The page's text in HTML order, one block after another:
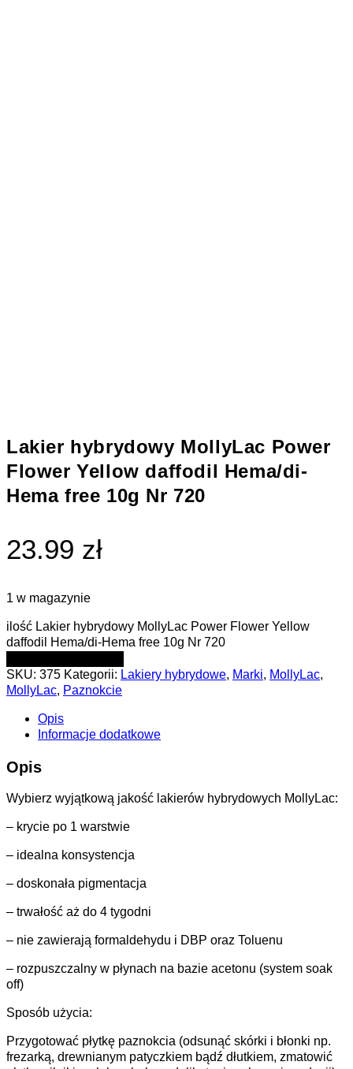
Lakier hybrydowy MollyLac Power
Flower Yellow daffodil Hema/di-
Hema free 10g Nr 720
23.99 zł
1 w magazynie
ilość Lakier hybrydowy MollyLac Power Flower Yellow
daffodil Hema/di-Hema free 10g Nr 720
SKU: 375 Kategorii: Lakiery hybrydowe, Marki, MollyLac,
MollyLac, Paznokcie
Opis
Informacje dodatkowe
Opis
Wybierz wyjątkową jakość lakierów hybrydowych MollyLac:
– krycie po 1 warstwie
– idealna konsystencja
– doskonała pigmentacja
– trwałość aż do 4 tygodni
– nie zawierają formaldehydu i DBP oraz Toluenu
– rozpuszczalny w płynach na bazie acetonu (system soak
off)
Sposób użycia:
Przygotować płytkę paznokcia (odsunąć skórki i błonki np.
frezarką, drewnianym patyczkiem bądź dłutkiem, zmatowić